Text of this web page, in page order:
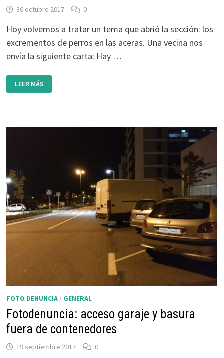
30 octubre 2017 0
Hoy volvemos a tratar un tema que abrió la sección: los
excrementos de perros en las aceras. Una vecina nos
envía la siguiente carta: Hay …
FOTODENUNCIA:
EXCREMENTOS
DE
LEER MÁS
FOTO DENUNCIA/ GENERAL
Fotodenuncia: acceso garaje y basura
fuera de contenedores
19 septiembre 2017 0